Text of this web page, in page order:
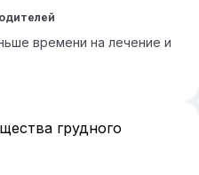
времени на лечение и